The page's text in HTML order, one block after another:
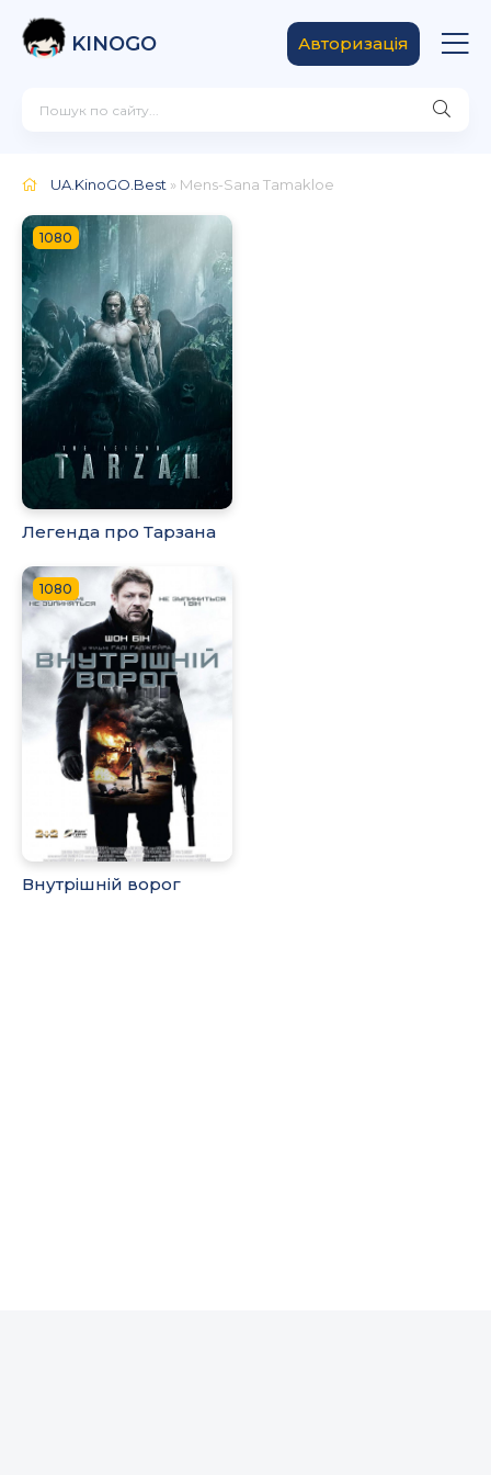
KINOGO Авторизація
UA.KinoGO.Best » Mens-Sana Tamakloe
1080
Легенда про Тарзана
1080
Внутрішній ворог